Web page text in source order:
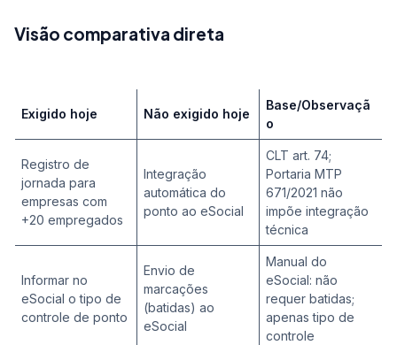
Visão comparativa direta
Exigido hoje Não exigido hoje
Base/Observaçã
o
Registro de
jornada para
empresas com
+20 empregados
Integração
automática do
ponto ao eSocial
CLT art. 74;
Portaria MTP
671/2021 não
impõe integração
técnica
Informar no
eSocial o tipo de
controle de ponto
Envio de
marcações
(batidas) ao
eSocial
Manual do
eSocial: não
requer batidas;
apenas tipo de
controle